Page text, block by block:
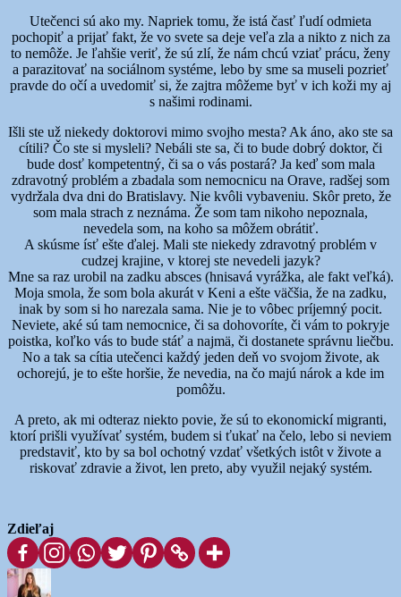
Utečenci sú ako my. Napriek tomu, že istá časť ľudí odmieta
pochopiť a prijať fakt, že vo svete sa deje veľa zla a nikto z nich za
to nemôže. Je ľahšie veriť, že sú zlí, že nám chcú vziať prácu, ženy
a parazitovať na sociálnom systéme, lebo by sme sa museli pozrieť
pravde do očí a uvedomiť si, že zajtra môžeme byť v ich koži my aj
s našimi rodinami.
Išli ste už niekedy doktorovi mimo svojho mesta? Ak áno, ako ste sa
cítili? Čo ste si mysleli? Nebáli ste sa, či to bude dobrý doktor, či
bude dosť kompetentný, či sa o vás postará? Ja keď som mala
zdravotný problém a zbadala som nemocnicu na Orave, radšej som
vydržala dva dni do Bratislavy. Nie kvôli vybaveniu. Skôr preto, že
som mala strach z neznáma. Že som tam nikoho nepoznala,
nevedela som, na koho sa môžem obrátiť.
A skúsme ísť ešte ďalej. Mali ste niekedy zdravotný problém v
cudzej krajine, v ktorej ste nevedeli jazyk?
Mne sa raz urobil na zadku absces (hnisavá vyrážka, ale fakt veľká).
Moja smola, že som bola akurát v Keni a ešte väčšia, že na zadku,
inak by som si ho narezala sama. Nie je to vôbec príjemný pocit.
Neviete, aké sú tam nemocnice, či sa dohovoríte, či vám to pokryje
poistka, koľko vás to bude stáť a najmä, či dostanete správnu liečbu.
No a tak sa cítia utečenci každý jeden deň vo svojom živote, ak
ochorejú, je to ešte horšie, že nevedia, na čo majú nárok a kde im
pomôžu.
A preto, ak mi odteraz niekto povie, že sú to ekonomickí migranti,
ktorí prišli využívať systém, budem si ťukať na čelo, lebo si neviem
predstaviť, kto by sa bol ochotný vzdať všetkých istôt v živote a
riskovať zdravie a život, len preto, aby využil nejaký systém.
Zdieľaj